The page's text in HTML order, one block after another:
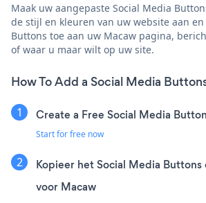
Maak uw aangepaste Social Media
de stijl en kleuren van uw website aan en
Buttons toe aan uw Macaw pagina,
of waar u maar wilt op uw site.
How To Add a Social Media
Create a Free Social Media
Start for free now
Kopieer het Social Media
voor Macaw